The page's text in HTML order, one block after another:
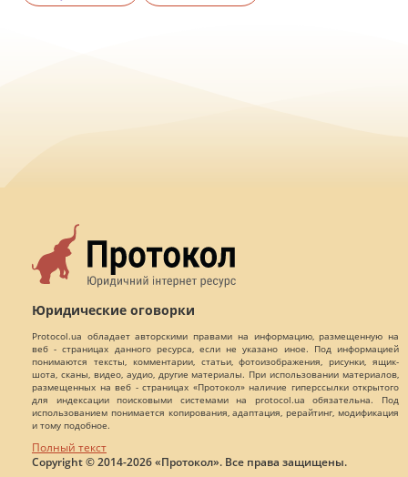
Юридические оговорки
Protocol.ua обладает авторскими правами на информацию, размещенную на
веб - страницах данного ресурса, если не указано иное. Под информацией
понимаются тексты, комментарии, статьи, фотоизображения, рисунки, ящик-
шота, сканы, видео, аудио, другие материалы. При использовании материалов,
размещенных на веб - страницах «Протокол» наличие гиперссылки открытого
для индексации поисковыми системами на protocol.ua обязательна. Под
использованием понимается копирования, адаптация, рерайтинг, модификация
и тому подобное.
Полный текст
Copyright © 2014-2026 «Протокол». Все права защищены.